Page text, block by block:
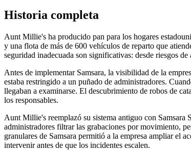
Historia completa
Aunt Millie's ha producido pan para los hogares
y una flota de más de 600 vehículos de reparto que
seguridad inadecuada son significativas: desde riesgos
Antes de implementar Samsara, la visibilidad de la
estaba restringido a un puñado de administradores.
llegaban a examinarse. El descubrimiento de robos de
los responsables.
Aunt Millie's reemplazó su sistema antiguo con Samsara
administradores filtrar las grabaciones por movimiento,
granulares de Samsara permitió a la empresa ampliar el
intervenir antes de que los incidentes escalen.